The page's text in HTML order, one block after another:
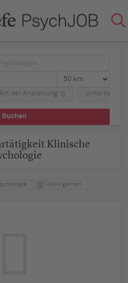
Art der Anstellung
Klinische
AWKV gGmbH